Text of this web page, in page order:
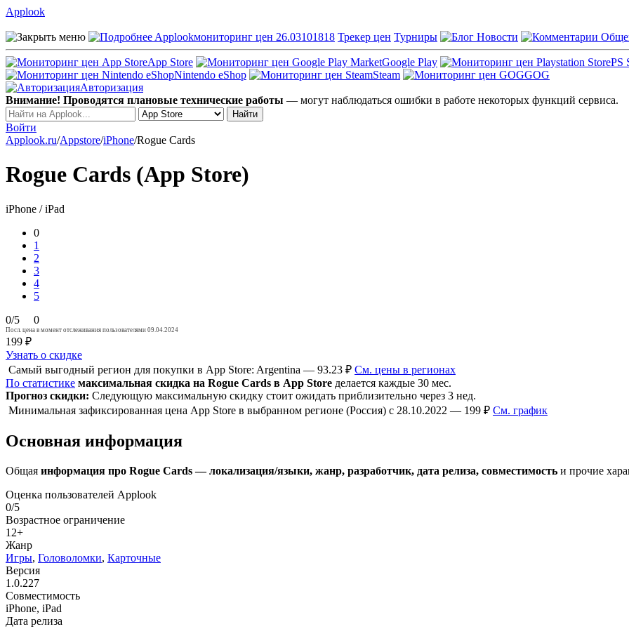
Applook
Applookмониторинг цен 26.03101818 Трекер цен Турниры Новости
App Store Google Play PS
Nintendo eShop
Steam
GOG
Авторизация
Внимание! Проводятся плановые технические работы — могут наблюдаться ошибки в работе некоторых функций сервиса.
Войти
Applook.ru/Appstore/iPhone/Rogue Cards
Rogue Cards (App Store)
iPhone / iPad
0
1
2
3
4
5
0/5 0
Посл. цена в момент отслеживания пользователями 09.04.2024
199 ₽
Узнать о скидке
Самый выгодный регион для покупки в App Store: Argentina — 93.23 ₽ См. цены в регионах
По статистике максимальная скидка на Rogue Cards в App Store делается каждые 30 мес.
Прогноз скидки: Следующую максимальную скидку стоит ожидать приблизительно через 3 нед.
Минимальная зафиксированная цена App Store в выбранном регионе (Россия) с 28.10.2022 — 199 ₽ См. график
Основная информация
Общая информация про Rogue Cards — локализация/языки, жанр, разработчик, дата релиза, совместимость и прочие
Оценка пользователей Applook
0/5
Возрастное ограничение
12+
Жанр
Игры, Головоломки, Карточные
Версия
1.0.227
Совместимость
iPhone, iPad
Дата релиза